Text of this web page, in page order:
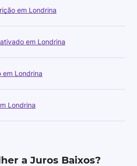
em Londrina
em Londrina
em Londrina
Londrina
a Juros Baixos?